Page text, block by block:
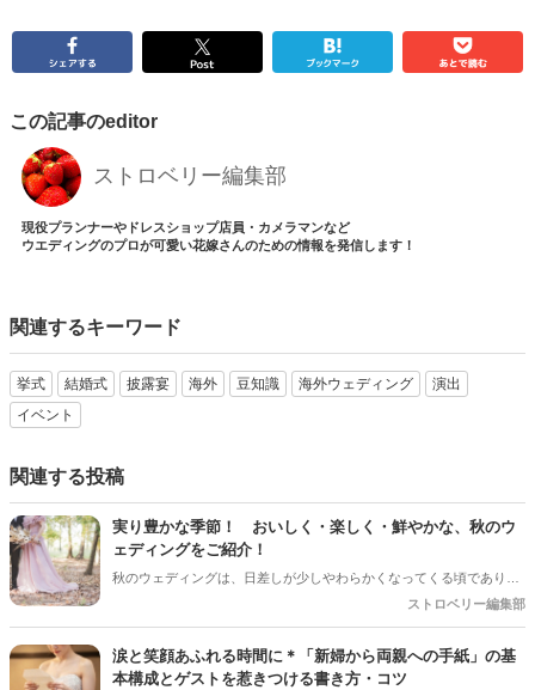
この記事のeditor
ストロベリー編集部
現役プランナーやドレスショップ店員・カメラマンなど
ウエディングのプロが可愛い花嫁さんのための情報を発信します！
関連するキーワード
挙式 結婚式 披露宴 海外 豆知識 海外ウェディング
演出
イベント
関連する投稿
実り豊かな季節！ おいしく・楽しく・鮮やかな、秋のウ
ェディングをご紹介！
秋のウェディングは、日差しが少しやわらかくなってくる頃であり、
色々なことへの行動的がみなぎってくる季節。同時に、おいしいもの
クして準備を進めましょう♪
ストロベリー編集部
涙と笑顔あふれる時間に＊「新婦から両親への手紙」の基
本構成とゲストを惹きつける書き方・コツ